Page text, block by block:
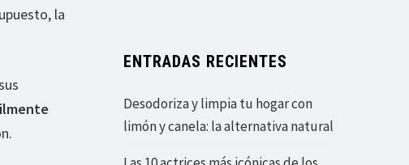
la
ENTRADAS RECIENTES
Desodoriza y limpia tu hogar con
limón y canela: la alternativa natural